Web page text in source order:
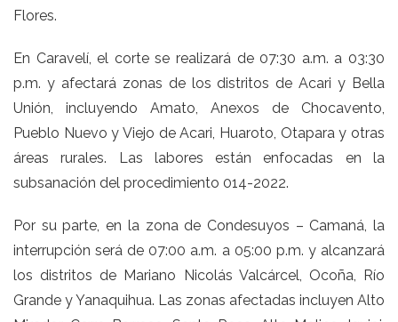
Flores.
En Caravelí, el corte se realizará de 07:30 a.m. a 03:30
p.m. y afectará zonas de los distritos de Acari y Bella
Unión, incluyendo Amato, Anexos de Chocavento,
Pueblo Nuevo y Viejo de Acari, Huaroto, Otapara y otras
áreas rurales. Las labores están enfocadas en la
subsanación del procedimiento 014-2022.
Por su parte, en la zona de Condesuyos – Camaná, la
interrupción será de 07:00 a.m. a 05:00 p.m. y alcanzará
los distritos de Mariano Nicolás Valcárcel, Ocoña, Río
Grande y Yanaquihua. Las zonas afectadas incluyen Alto